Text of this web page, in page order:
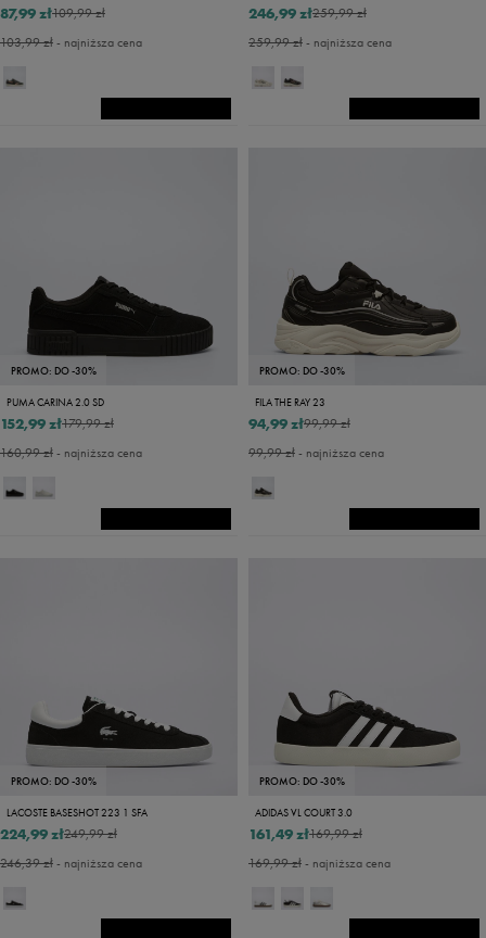
109,99 zł
87,99 zł
103,99 zł- najniższa cena
259,99 zł
246,99 zł
259,99 zł- najniższa cena
PROMO: DO -30%
PUMA CARINA 2.0 SD
179,99 zł
152,99 zł
160,99 zł- najniższa cena
PROMO: DO -30%
FILA THE RAY 23
99,99 zł
94,99 zł
99,99 zł- najniższa cena
PROMO: DO -30%
LACOSTE BASESHOT 223 1 SFA
249,99 zł
224,99 zł
246,39 zł- najniższa cena
PROMO: DO -30%
ADIDAS VL COURT 3.0
169,99 zł
161,49 zł
169,99 zł- najniższa cena